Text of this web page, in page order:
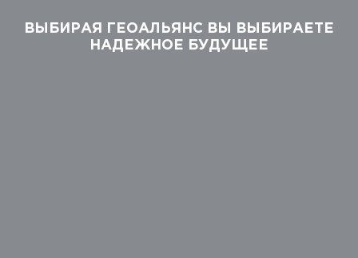
ВЫБИРАЯ ГЕОАЛЬЯНС ВЫ ВЫБИРАЕТЕ
НАДЕЖНОЕ БУДУЩЕЕ